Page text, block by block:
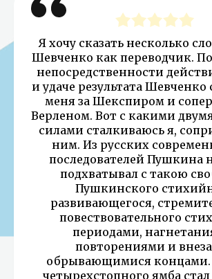
Я хочу сказать несколько
Шевченко как переводчик.
непосредственности
и удаче результата Шевченко
меня за Шекспиром и
Верленом. Вот с какими
силами сталкиваюсь я,
ним. Из русских
последователей Пушкина
подхватывал с такою
Пушкинского
развивающегося,
повествовательного
периодами,
повторениями и
обрывающимися концами.
четырехстопного ямба